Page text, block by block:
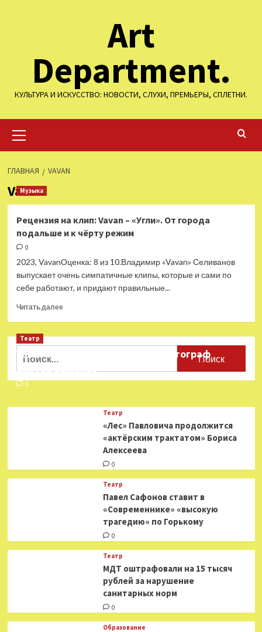
Art
Department.
КУЛЬТУРА И ИСКУССТВО: НОВОСТИ, СЛУХИ, ПРЕМЬЕРЫ, СПЛЕТНИ.
меню
ГЛАВНАЯ VAVAN
Vavan
Музыка
Рецензия на клип: Vavan – «Угли». От города
подальше и к чёрту режим
0
2023, VavanОценка: 8 из 10.Владимир «Vavan» Селиванов
выпускает очень симпатичные клипы, которые и сами по
себе работают, и придают правильные...
Читать далееПрочитать
Рецензия
Vavan
–
От
режим
Найти:
Театр
Ушёл из жизни театральный фотограф
Виктор Баженов
0
Театр
«Лес» Павловича продолжится
«актёрским трактатом» Бориса
Алексеева
0
Театр
Павел Сафонов ставит в
«Современнике» «высокую
трагедию» по Горькому
0
Театр
МДТ оштрафовали на 15 тысяч
рублей за нарушение
санитарных норм
0
Образование